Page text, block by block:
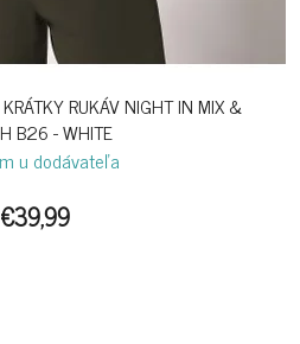
RUKÁV NIGHT IN MIX &
B26 - WHITE
u dodávateľa
€39,99